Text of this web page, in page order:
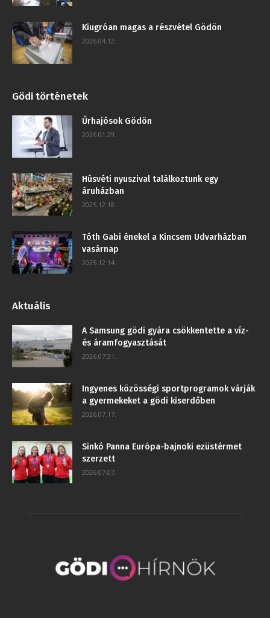
Kiugróan magas a részvétel Gödön
2026.04.12.
Gödi történetek
Űrhajósok Gödön
2026.01.29.
Húsvéti nyuszival találkoztunk egy
áruházban
2025.12.18.
Tóth Gabi énekel a Kincsem Udvarházban
vasárnap
2025.12.14.
Aktuális
A Samsung gödi gyára csökkentette a víz-
és áramfogyasztását
2026.07.31.
Ingyenes közösségi sportprogramok várják
a gyermekeket a gödi kiserdőben
2026.07.17.
Sinkó Panna Európa-bajnoki ezüstérmet
szerzett
2026.07.07.